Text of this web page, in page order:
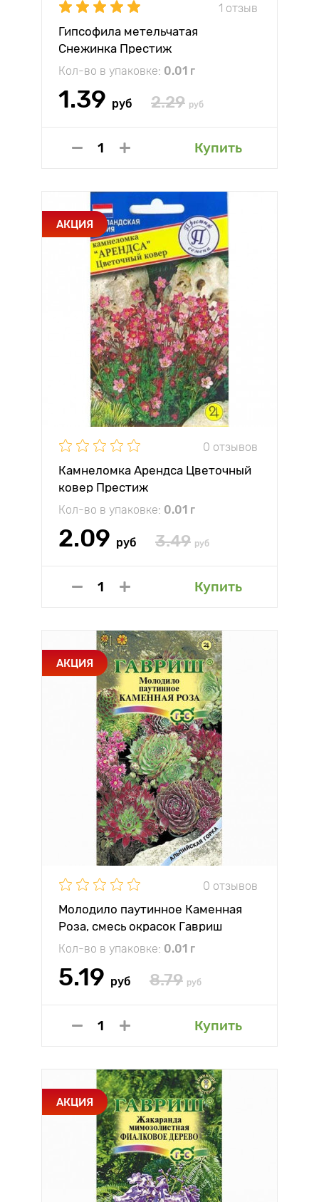
1 отзыв
Гипсофила метельчатая
Снежинка Престиж
Кол-во в упаковке: 0.01 г
1.39 руб 2.29 руб
Купить
АКЦИЯ
0 отзывов
Камнеломка Арендса Цветочный
ковер Престиж
Кол-во в упаковке: 0.01 г
2.09 руб 3.49 руб
Купить
АКЦИЯ
0 отзывов
Молодило паутинное Каменная
Роза, смесь окрасок Гавриш
Кол-во в упаковке: 0.01 г
5.19 руб 8.79 руб
Купить
АКЦИЯ